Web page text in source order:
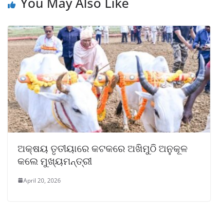
ଅକ୍ଷୟ ତୃତୀୟାରେ କଟକରେ ଅଖିମୁଠି ଅନୁକୂଳ
କଲେ ମୁଖ୍ୟମନ୍ତ୍ରୀ
April 20, 2026